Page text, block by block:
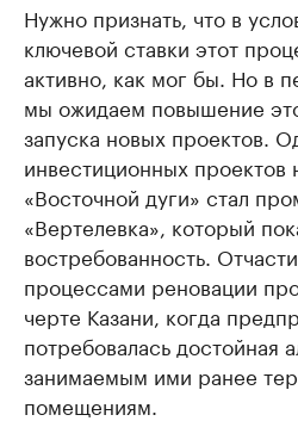
Нужно признать, что в
ключевой ставки этот
активно, как мог бы. Но в
мы ожидаем повышение
запуска новых проектов.
инвестиционных проектов
«Восточной дуги» стал
«Вертелевка», который
востребованность.
процессами реновации
черте Казани, когда
потребовалась достойная
занимаемым ими ранее
помещениям.